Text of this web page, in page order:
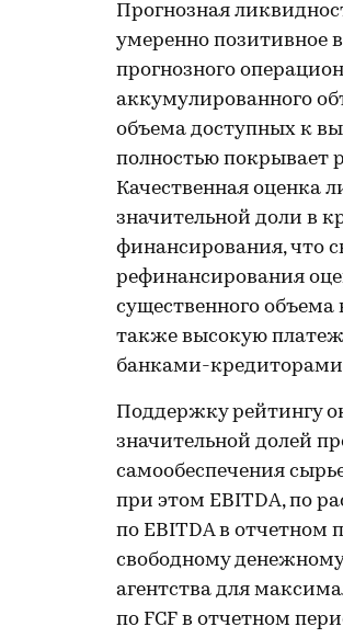
Прогнозная
умеренно позитивное
прогнозного
аккумулированного
объема доступных к
полностью покрывает
Качественная оценка
значительной доли в
финансирования, что
рефинансирования
существенного
также высокую
банками-
Поддержку рейтингу
значительной долей
самообеспечения
при этом EBITDA, по
по EBITDA в отчетном
свободному денежному
агентства для
по FCF в отчетном